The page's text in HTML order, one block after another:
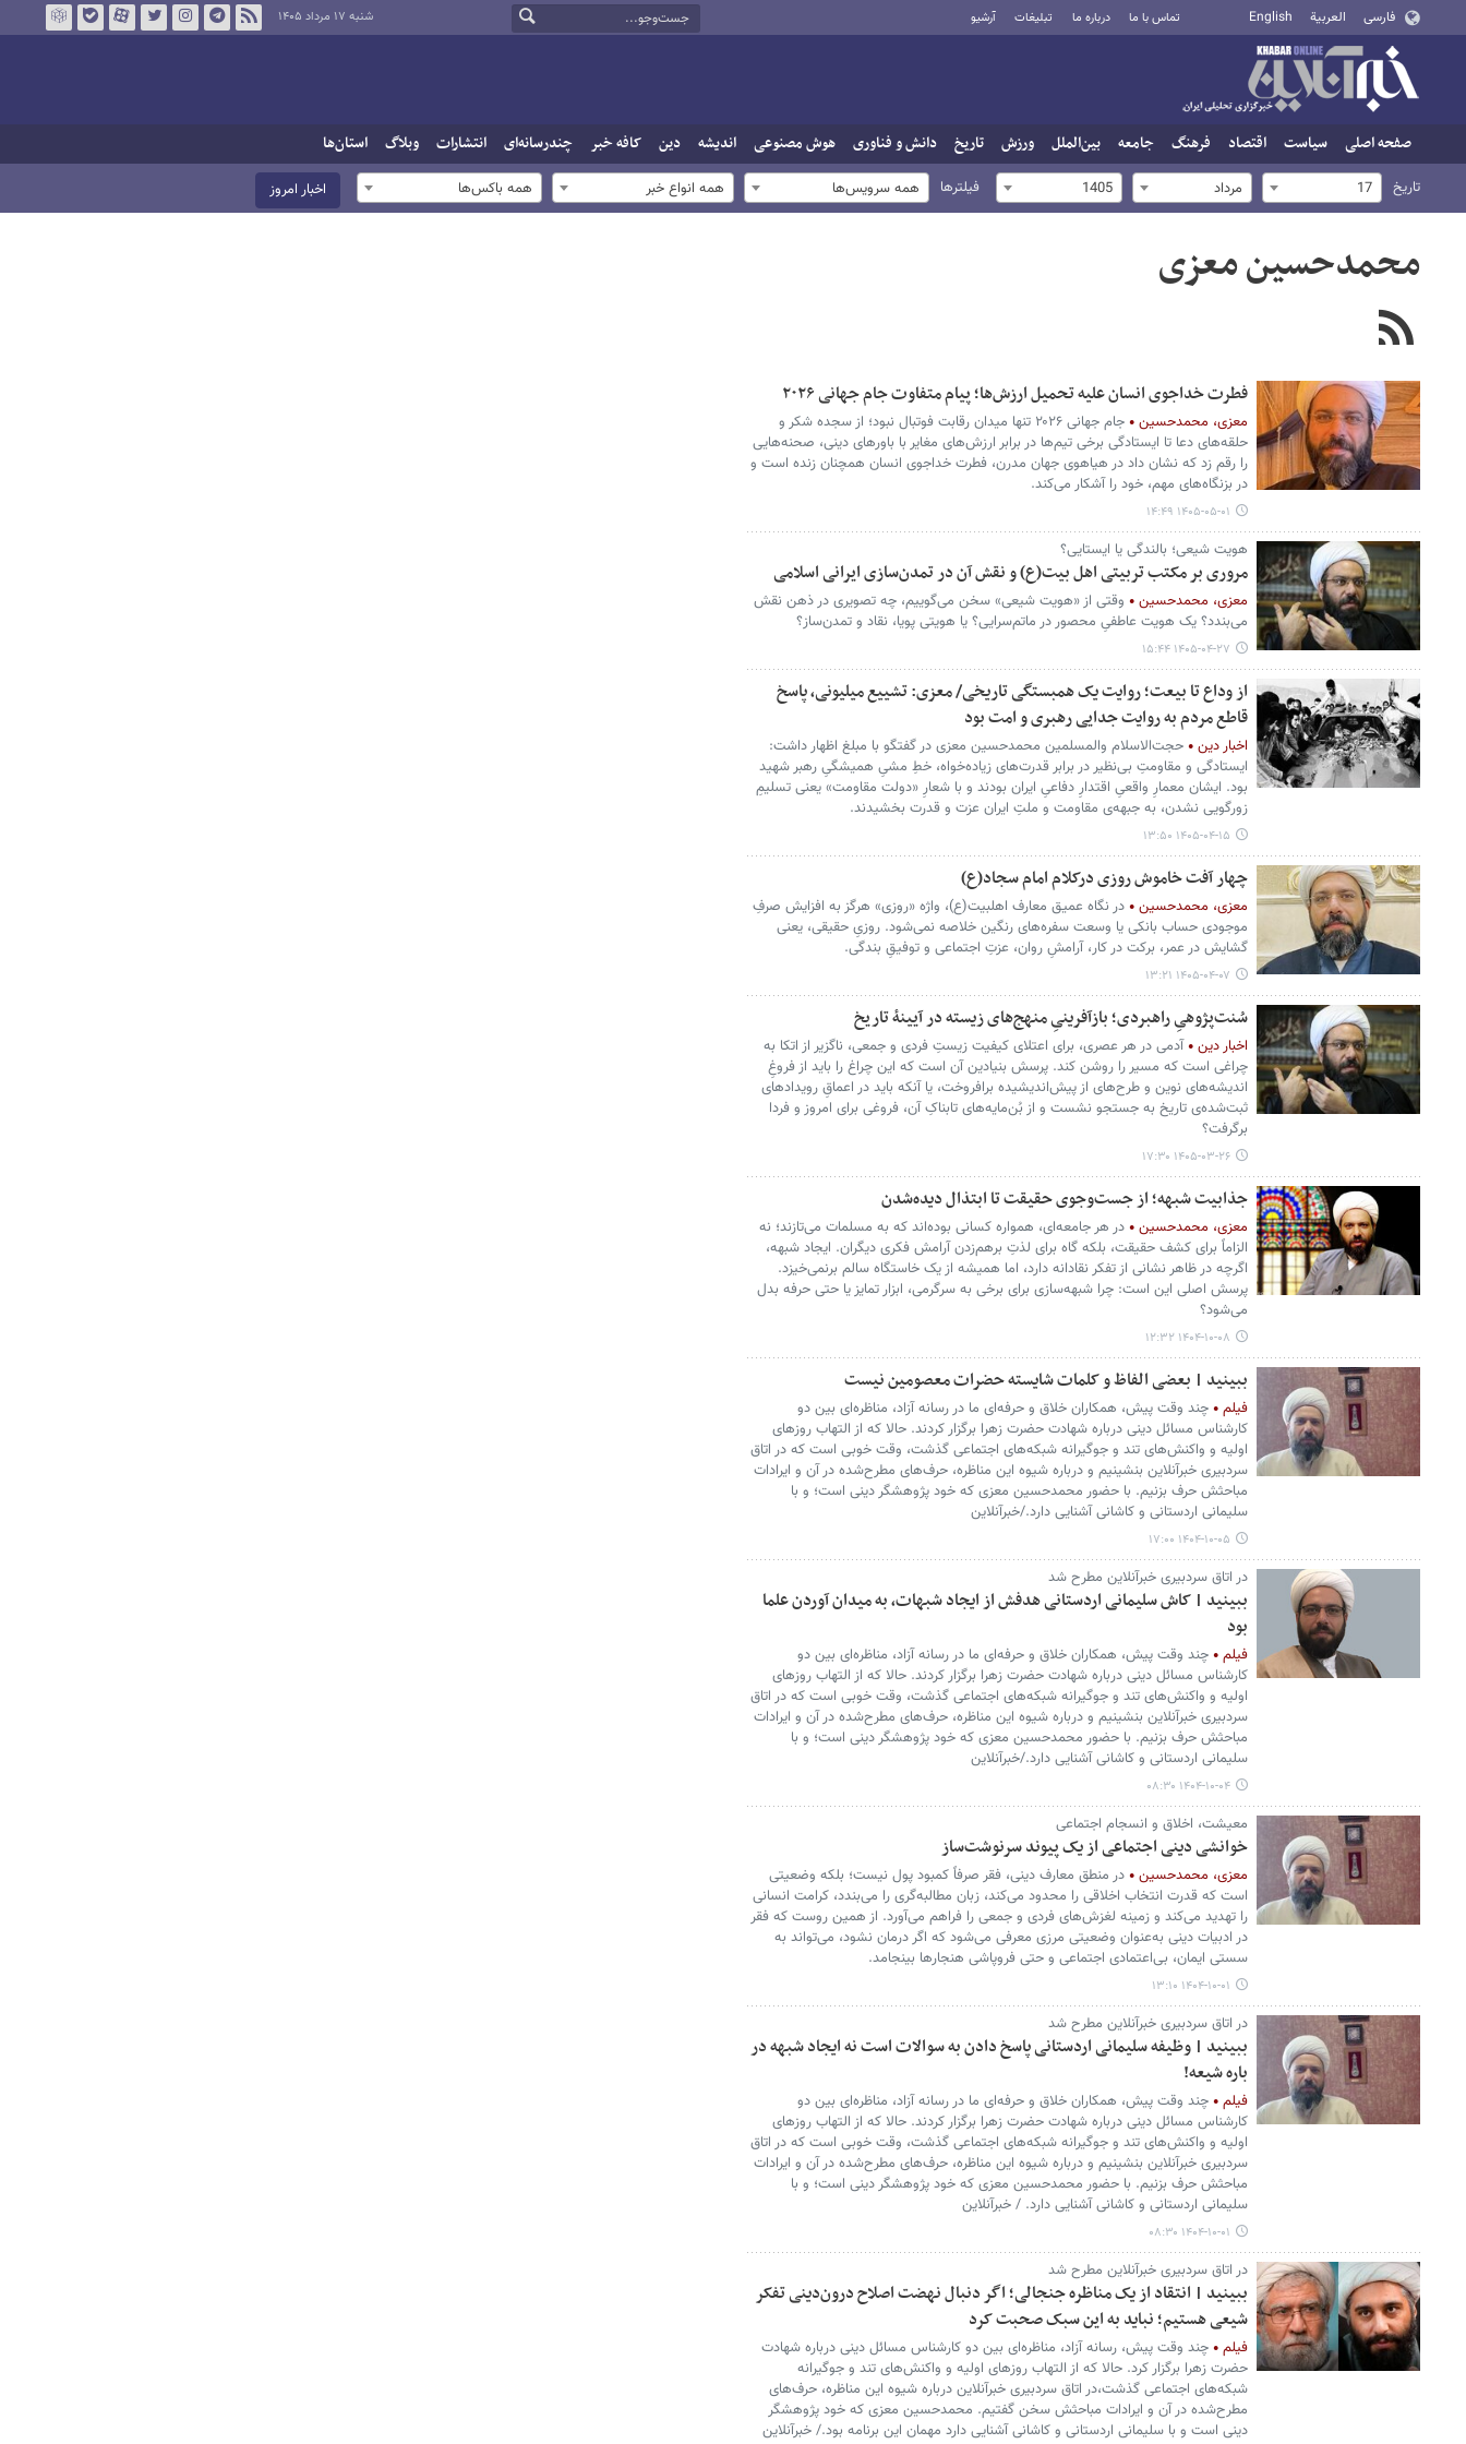
فارسی العربية English تماس با ما درباره ما تبلیغات آرشیو شنبه ۱۷ مرداد ۱۴۰۵
صفحه اصلی سیاست اقتصاد فرهنگ جامعه بین‌الملل ورزش تاریخ دانش و فناوری هوش مصنوعی اندیشه دین کافه خبر چندرسانه‌ای انتشارات وبلاگ استان‌ها
تاریخ 17 مرداد 1405 فیلترها همه سرویس‌ها همه انواع خبر همه باکس‌ها اخبار امروز
محمدحسین معزی
فطرت خداجوی انسان علیه تحمیل ارزش‌ها؛ پیام متفاوت جام جهانی ۲۰۲۶
معزی، محمدحسین
جام جهانی ۲۰۲۶ تنها میدان رقابت فوتبال نبود؛ از سجده شکر و
حلقه‌های دعا تا ایستادگی برخی تیم‌ها در برابر ارزش‌های مغایر با باورهای دینی، صحنه‌هایی
را رقم زد که نشان داد در هیاهوی جهان مدرن، فطرت خداجوی انسان همچنان زنده است و
در بزنگاه‌های مهم، خود را آشکار می‌کند.
۱۴۰۵-۰۵-۰۱ ۱۴:۴۹
هویت شیعی؛ بالندگی یا ایستایی؟
مروری بر مکتب تربیتی اهل بیت(ع) و نقش آن در تمدن‌سازی ایرانی اسلامی
معزی، محمدحسین
وقتی از «هویت شیعی» سخن می‌گوییم، چه تصویری در ذهن نقش
می‌بندد؟ یک هویت عاطفیِ محصور در ماتم‌سرایی؟ یا هویتی پویا، نقاد و تمدن‌ساز؟
۱۴۰۵-۰۴-۲۷ ۱۵:۴۴
از وداع تا بیعت؛ روایت یک همبستگی تاریخی/ معزی: تشییع میلیونی، پاسخ
قاطع مردم به روایت جدایی رهبری و امت بود
اخبار دین
حجت‌الاسلام والمسلمین محمدحسین معزی در گفتگو با مبلغ اظهار داشت:
ایستادگی و مقاومتِ بی‌نظیر در برابر قدرت‌های زیاده‌خواه، خطِ مشیِ همیشگیِ رهبر شهید
بود. ایشان معمارِ واقعیِ اقتدارِ دفاعیِ ایران بودند و با شعارِ «دولت مقاومت» یعنی تسلیمِ
زورگویی نشدن، به جبهه‌ی مقاومت و ملتِ ایران عزت و قدرت بخشیدند.
۱۴۰۵-۰۴-۱۵ ۱۳:۵۰
چهار آفت خاموش روزی درکلام امام سجاد(ع)
معزی، محمدحسین
در نگاه عمیق معارف اهلبیت(ع)، واژه «روزی» هرگز به افزایش صرفِ
موجودی حساب بانکی یا وسعت سفره‌های رنگین خلاصه نمی‌شود. روزیِ حقیقی، یعنی
گشایش در عمر، برکت در کار، آرامشِ روان، عزتِ اجتماعی و توفیقِ بندگی.
۱۴۰۵-۰۴-۰۷ ۱۳:۲۱
سُنت‌پژوهیِ راهبردی؛ بازآفرینیِ منهج‌های زیسته در آیینهٔ تاریخ
اخبار دین
آدمی در هر عصری، برای اعتلای کیفیت زیستِ فردی و جمعی، ناگزیر از اتکا به
چراغی است که مسیر را روشن کند. پرسش بنیادین آن است که این چراغ را باید از فروغِ
اندیشه‌های نوین و طرح‌های از پیش‌اندیشیده برافروخت، یا آنکه باید در اعماقِ رویدادهای
ثبت‌شده‌ی تاریخ به جستجو نشست و از بُن‌مایه‌های تابناکِ آن، فروغی برای امروز و فردا
برگرفت؟
۱۴۰۵-۰۳-۲۶ ۱۷:۳۰
جذابیت شبهه؛ از جست‌وجوی حقیقت تا ابتذال دیده‌شدن
معزی، محمدحسین
در هر جامعه‌ای، همواره کسانی بوده‌اند که به مسلمات می‌تازند؛ نه
الزاماً برای کشف حقیقت، بلکه گاه برای لذتِ برهم‌زدن آرامش فکری دیگران. ایجاد شبهه،
اگرچه در ظاهر نشانی از تفکر نقادانه دارد، اما همیشه از یک خاستگاه سالم برنمی‌خیزد.
پرسش اصلی این است: چرا شبهه‌سازی برای برخی به سرگرمی، ابزار تمایز یا حتی حرفه بدل
می‌شود؟
۱۴۰۴-۱۰-۰۸ ۱۲:۳۲
ببینید | بعضی الفاظ و کلمات شایسته حضرات معصومین نیست
فیلم
چند وقت پیش، همکاران خلاق و حرفه‌ای ما در رسانه آزاد، مناظره‌ای بین دو
کارشناس مسائل دینی درباره شهادت حضرت زهرا برگزار کردند. حالا که از التهاب روزهای
اولیه و واکنش‌های تند و جوگیرانه شبکه‌های اجتماعی گذشت، وقت خوبی است که در اتاق
سردبیری خبرآنلاین بنشینیم و درباره شیوه این مناظره، حرف‌های مطرح‌شده در آن و ایرادات
مباحثش حرف بزنیم. با حضور محمدحسین معزی که خود پژوهشگر دینی است؛ و با
سلیمانی اردستانی و کاشانی آشنایی دارد./خبرآنلاین
۱۴۰۴-۱۰-۰۵ ۱۷:۰۰
در اتاق سردبیری خبرآنلاین مطرح شد
ببینید | کاش سلیمانی اردستانی هدفش از ایجاد شبهات، به میدان آوردن علما
بود
فیلم
چند وقت پیش، همکاران خلاق و حرفه‌ای ما در رسانه آزاد، مناظره‌ای بین دو
کارشناس مسائل دینی درباره شهادت حضرت زهرا برگزار کردند. حالا که از التهاب روزهای
اولیه و واکنش‌های تند و جوگیرانه شبکه‌های اجتماعی گذشت، وقت خوبی است که در اتاق
سردبیری خبرآنلاین بنشینیم و درباره شیوه این مناظره، حرف‌های مطرح‌شده در آن و ایرادات
مباحثش حرف بزنیم. با حضور محمدحسین معزی که خود پژوهشگر دینی است؛ و با
سلیمانی اردستانی و کاشانی آشنایی دارد./خبرآنلاین
۱۴۰۴-۱۰-۰۴ ۰۸:۳۰
معیشت، اخلاق و انسجام اجتماعی
خوانشی دینی اجتماعی از یک پیوند سرنوشت‌ساز
معزی، محمدحسین
در منطق معارف دینی، فقر صرفاً کمبود پول نیست؛ بلکه وضعیتی
است که قدرت انتخاب اخلاقی را محدود می‌کند، زبان مطالبه‌گری را می‌بندد، کرامت انسانی
را تهدید می‌کند و زمینه لغزش‌های فردی و جمعی را فراهم می‌آورد. از همین روست که فقر
در ادبیات دینی به‌عنوان وضعیتی مرزی معرفی می‌شود که اگر درمان نشود، می‌تواند به
سستی ایمان، بی‌اعتمادی اجتماعی و حتی فروپاشی هنجارها بینجامد.
۱۴۰۴-۱۰-۰۱ ۱۳:۱۰
در اتاق سردبیری خبرآنلاین مطرح شد
ببینید | وظیفه سلیمانی اردستانی پاسخ دادن به سوالات است نه ایجاد شبهه در
باره شیعه!
فیلم
چند وقت پیش، همکاران خلاق و حرفه‌ای ما در رسانه آزاد، مناظره‌ای بین دو
کارشناس مسائل دینی درباره شهادت حضرت زهرا برگزار کردند. حالا که از التهاب روزهای
اولیه و واکنش‌های تند و جوگیرانه شبکه‌های اجتماعی گذشت، وقت خوبی است که در اتاق
سردبیری خبرآنلاین بنشینیم و درباره شیوه این مناظره، حرف‌های مطرح‌شده در آن و ایرادات
مباحثش حرف بزنیم. با حضور محمدحسین معزی که خود پژوهشگر دینی است؛ و با
سلیمانی اردستانی و کاشانی آشنایی دارد. / خبرآنلاین
۱۴۰۴-۱۰-۰۱ ۰۸:۳۰
در اتاق سردبیری خبرآنلاین مطرح شد
ببینید | انتقاد از یک مناظره جنجالی؛ اگر دنبال نهضت اصلاح درون‌دینی تفکر
شیعی هستیم؛ نباید به این سبک صحبت کرد
فیلم
چند وقت پیش، رسانه آزاد، مناظره‌ای بین دو کارشناس مسائل دینی درباره شهادت
حضرت زهرا برگزار کرد. حالا که از التهاب روزهای اولیه و واکنش‌های تند و جوگیرانه
شبکه‌های اجتماعی گذشت،در اتاق سردبیری خبرآنلاین درباره شیوه این مناظره، حرف‌های
مطرح‌شده در آن و ایرادات مباحثش سخن گفتیم. محمدحسین معزی که خود پژوهشگر
دینی است و با سلیمانی اردستانی و کاشانی آشنایی دارد مهمان این برنامه بود./ خبرآنلاین